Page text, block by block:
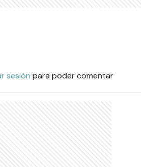
sesión para poder comentar